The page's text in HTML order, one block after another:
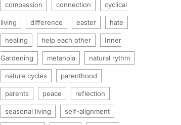
compassion connection cyclical
living difference easter hate
healing help each other Inner
Gardening metanoia natural rythm
nature cycles parenthood
parents peace reflection
seasonal living self-alignment